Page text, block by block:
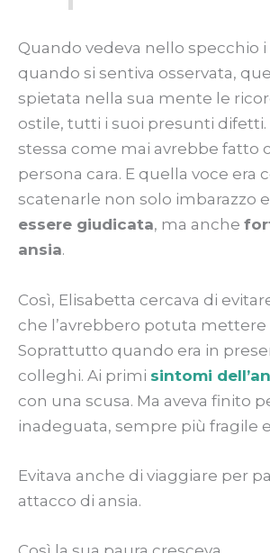
Quando vedeva nello specchio
quando si sentiva osservata,
spietata nella sua mente le
ostile, tutti i suoi presunti difetti.
stessa come mai avrebbe fatto
persona cara. E quella voce era
scatenarle non solo imbarazzo e
essere giudicata, ma anche
ansia.
Così, Elisabetta cercava di
che l’avrebbero potuta mettere
Soprattutto quando era in
colleghi. Ai primi sintomi
con una scusa. Ma aveva finito
inadeguata, sempre più fragile
Evitava anche di viaggiare per
attacco di ansia.